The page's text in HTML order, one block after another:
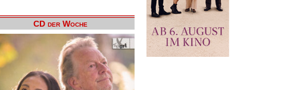
CD der Woche